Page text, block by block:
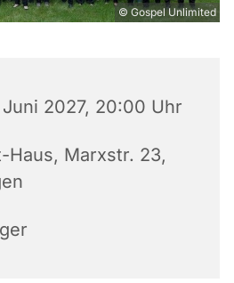
© Gospel Unlimited
2027, 20:00 Uhr
Haus, Marxstr. 23,